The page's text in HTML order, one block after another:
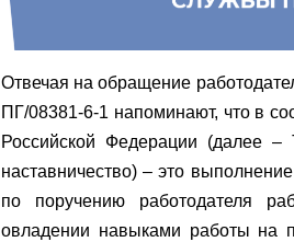
Отвечая на обращение
ПГ/08381-6-1 напоминают, что в
Российской Федерации (далее
наставничество) – это
по поручению работодателя
овладении навыками работы на